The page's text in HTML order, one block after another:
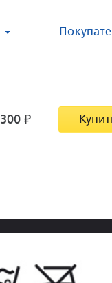
300 ₽